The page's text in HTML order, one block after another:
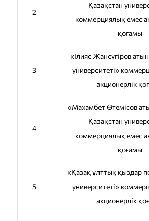
2
Қазақстан
коммерциялық емес
қоғамы
3
«Ілияс Жансүгіров
университеті»
акционерлік
4
«Махамбет Өтемісов
Қазақстан
коммерциялық емес
қоғамы
5
«Қазақ ұлттық қыздар
университеті»
акционерлік